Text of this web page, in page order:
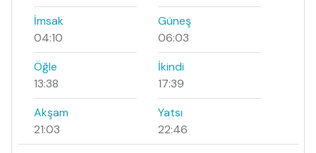
İmsak
04:10
Güneş
06:03
Öğle
13:38
İkindi
17:39
Akşam
21:03
Yatsı
22:46